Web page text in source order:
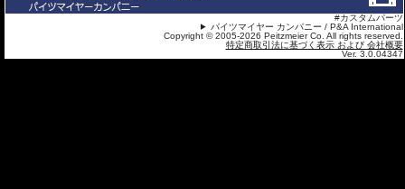
#カスタムパーツ
パイツマイヤー カンパニー / P&A International
Copyright © 2005-2026 Peitzmeier Co. All rights reserved.
特定商取引法に基づく表示 および 会社概要
Ver. 3.0.04347